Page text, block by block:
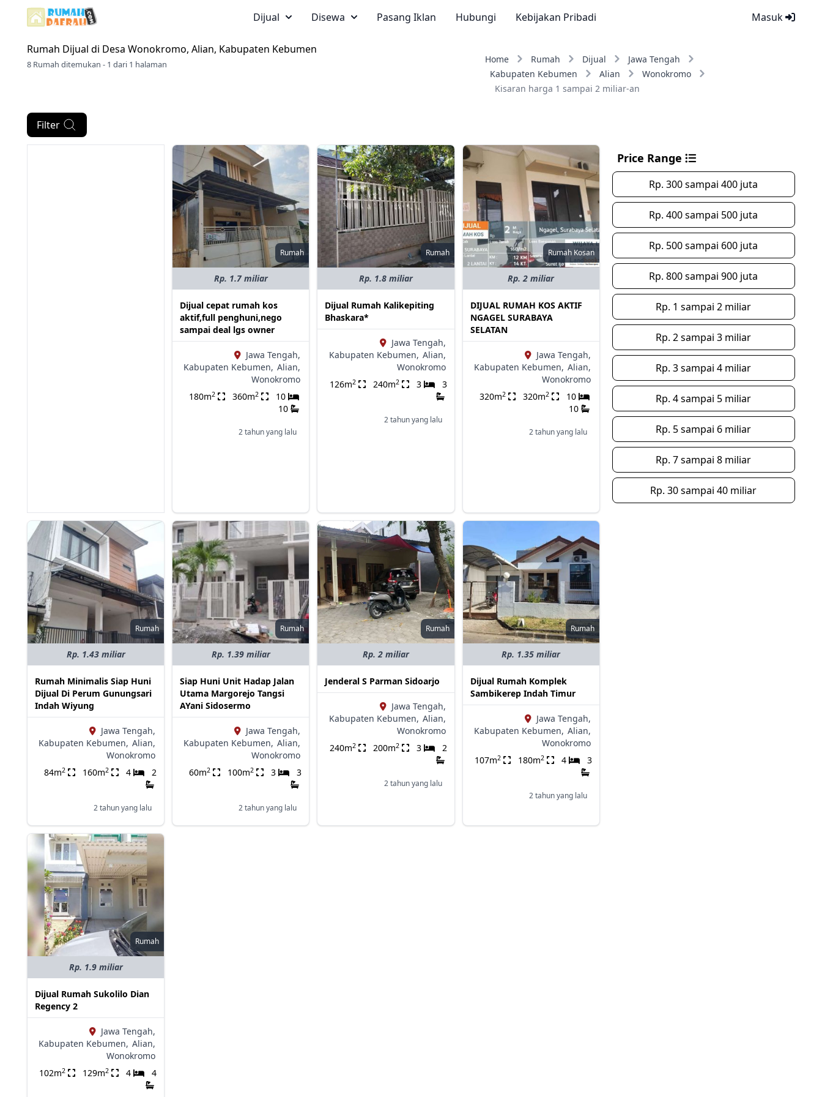
Masuk
Dijual Disewa Pasang Iklan Hubungi Kebijakan Pribadi
Rumah Dijual di Desa Wonokromo, Alian, Kabupaten Kebumen
8 Rumah ditemukan - 1 dari 1 halaman Home Rumah Dijual
Jawa Tengah
Kabupaten Kebumen
Alian
Wonokromo
Kisaran harga 1 sampai 2 miliar-an
Filter
Rumah
Rp. 1.7 miliar
Dijual cepat rumah kos
aktif,full penghuni,nego
sampai deal lgs owner
Jawa Tengah,
Kabupaten Kebumen, Alian,
Wonokromo
180m2 360m2
10
10
2 tahun yang lalu
Rumah
Rp. 1.8 miliar
Dijual Rumah Kalikepiting
Bhaskara*
Jawa Tengah,
Kabupaten Kebumen, Alian,
Wonokromo
126m2 240m2 3 3
2 tahun yang lalu
Rumah Kosan
Rp. 2 miliar
DIJUAL RUMAH KOS AKTIF
NGAGEL SURABAYA
SELATAN
Jawa Tengah,
Kabupaten Kebumen, Alian,
Wonokromo
320m2 320m2
10
10
2 tahun yang lalu
Rumah
Rp. 1.43 miliar
Rumah Minimalis Siap Huni
Dijual Di Perum Gunungsari
Indah Wiyung
Jawa Tengah,
Kabupaten Kebumen, Alian,
Wonokromo
84m2 160m2 4 2
2 tahun yang lalu
Rumah
Rp. 1.39 miliar
Siap Huni Unit Hadap Jalan
Utama Margorejo Tangsi
AYani Sidosermo
Jawa Tengah,
Kabupaten Kebumen, Alian,
Wonokromo
60m2 100m2 3 3
2 tahun yang lalu
Rumah
Rp. 2 miliar
Jenderal S Parman Sidoarjo
Jawa Tengah,
Kabupaten Kebumen, Alian,
Wonokromo
240m2 200m2 3 2
2 tahun yang lalu
Rumah
Rp. 1.35 miliar
Dijual Rumah Komplek
Sambikerep Indah Timur
Jawa Tengah,
Kabupaten Kebumen, Alian,
Wonokromo
107m2 180m2 4 3
2 tahun yang lalu
Rumah
Rp. 1.9 miliar
Dijual Rumah Sukolilo Dian
Regency 2
Jawa Tengah,
Kabupaten Kebumen, Alian,
Wonokromo
102m2 129m2 4 4
Price Range
Rp. 300 sampai 400 juta
Rp. 400 sampai 500 juta
Rp. 500 sampai 600 juta
Rp. 800 sampai 900 juta
Rp. 1 sampai 2 miliar
Rp. 2 sampai 3 miliar
Rp. 3 sampai 4 miliar
Rp. 4 sampai 5 miliar
Rp. 5 sampai 6 miliar
Rp. 7 sampai 8 miliar
Rp. 30 sampai 40 miliar